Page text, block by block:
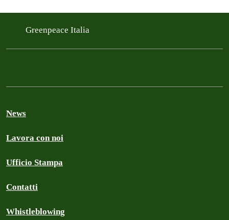
Greenpeace Italia
News
Lavora con noi
Ufficio Stampa
Contatti
Whistleblowing